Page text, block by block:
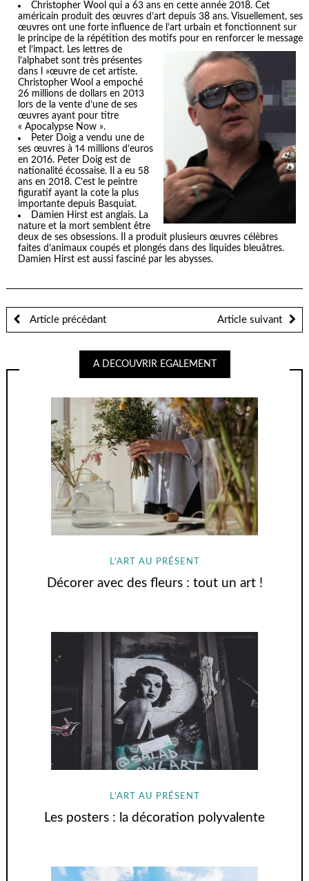
Christopher Wool qui a 63 ans en cette année 2018. Cet
américain produit des œuvres d’art depuis 38 ans. Visuellement, ses
œuvres ont une forte influence de l’art urbain et fonctionnent sur
le principe de la répétition des motifs pour en renforcer le message
et l’impact. Les lettres de
l’alphabet sont très présentes
dans l »œuvre de cet artiste.
Christopher Wool a empoché
26 millions de dollars en 2013
lors de la vente d’une de ses
œuvres ayant pour titre
« Apocalypse Now ».
Peter Doig a vendu une de
ses œuvres à 14 millions d’euros
en 2016. Peter Doig est de
nationalité écossaise. Il a eu 58
ans en 2018. C’est le peintre
figuratif ayant la cote la plus
importante depuis Basquiat.
Damien Hirst est anglais. La
nature et la mort semblent être
deux de ses obsessions. Il a produit plusieurs œuvres célèbres
faites d’animaux coupés et plongés dans des liquides bleuâtres.
Damien Hirst est aussi fasciné par les abysses.
Article précédant Article suivant
A DECOUVRIR EGALEMENT
L'ART AU PRÉSENT
Décorer avec des fleurs : tout un art !
L'ART AU PRÉSENT
Les posters : la décoration polyvalente